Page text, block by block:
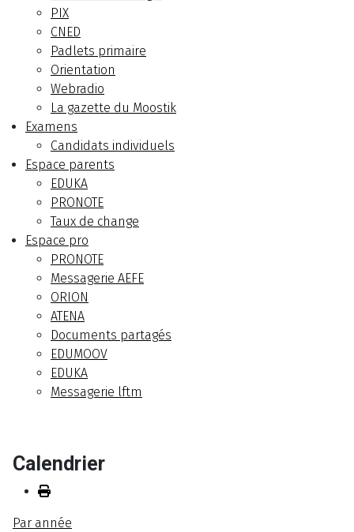
PIX
CNED
Padlets primaire
Orientation
Webradio
La gazette du Moostik
Examens
Candidats individuels
Espace parents
EDUKA
PRONOTE
Taux de change
Espace pro
PRONOTE
Messagerie AEFE
ORION
ATENA
Documents partagés
EDUMOOV
EDUKA
Messagerie lftm
Calendrier
Par année